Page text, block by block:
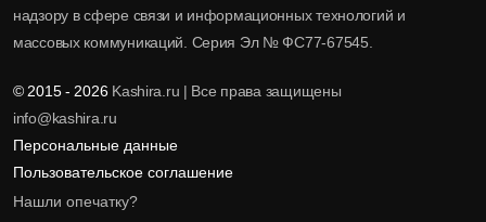
надзору в сфере связи и информационных технологий и
массовых коммуникаций. Серия Эл № ФС77-67545.
© 2015 - 2026Kashira.ru | Все права защищены
info@kashira.ru
Персональные данные
Пользовательское соглашение
Нашли опечатку?